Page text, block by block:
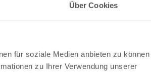
Über Cookies
für soziale Medien anbieten zu können
zu Ihrer Verwendung unserer